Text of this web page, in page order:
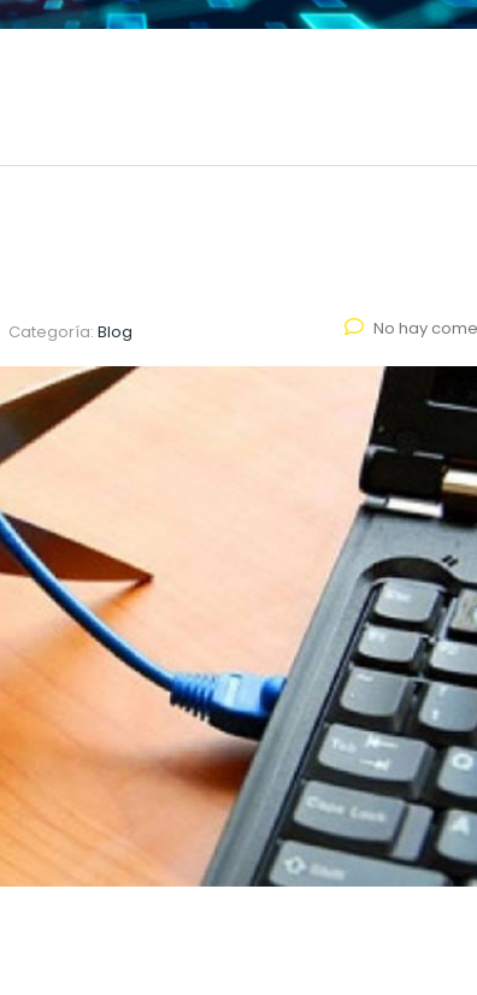
Categoría: Blog No hay